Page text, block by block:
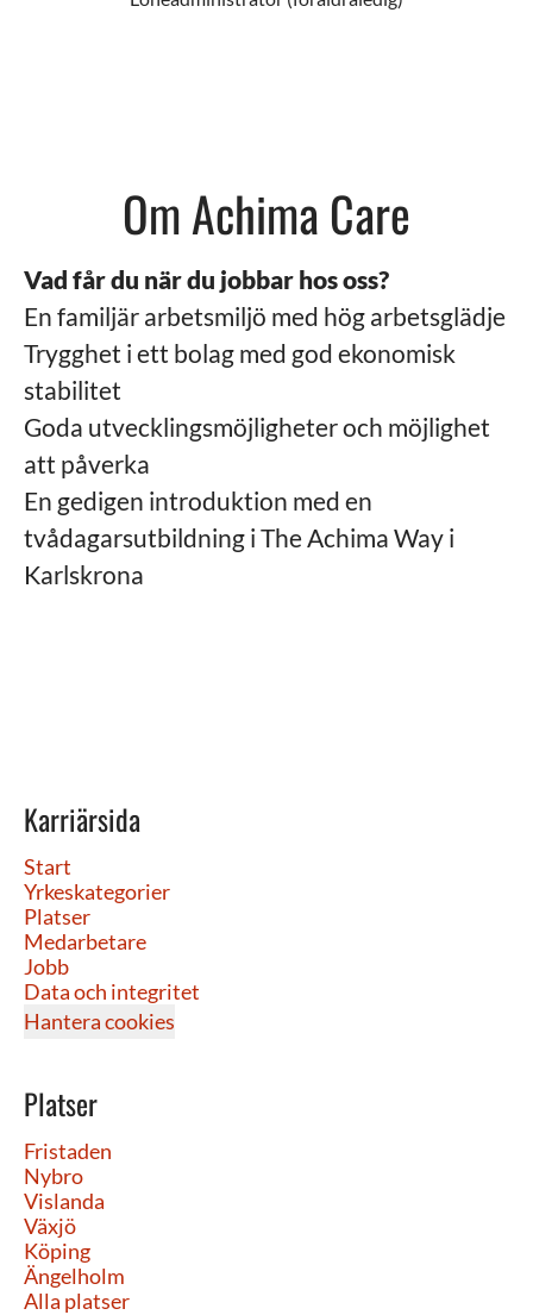
Om Achima Care
Vad får du när du jobbar hos oss?
En familjär arbetsmiljö med hög arbetsglädje
Trygghet i ett bolag med god ekonomisk
stabilitet
Goda utvecklingsmöjligheter och möjlighet
att påverka
En gedigen introduktion med en
tvådagarsutbildning i The Achima Way i
Karlskrona
Karriärsida
Start
Yrkeskategorier
Platser
Medarbetare
Jobb
Data och integritet
Hantera cookies
Platser
Fristaden
Nybro
Vislanda
Växjö
Köping
Ängelholm
Alla platser